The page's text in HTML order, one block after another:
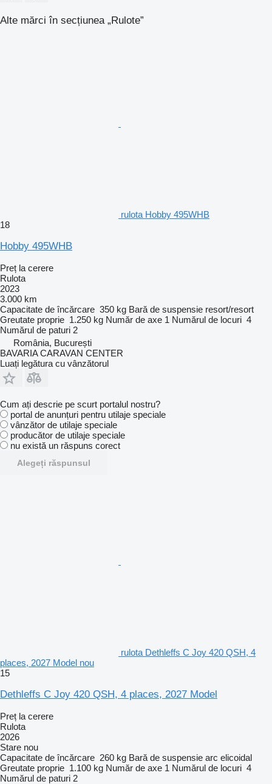
Alte mărci în secțiunea „Rulote”
rulota Hobby 495WHB
18
Hobby 495WHB
Preț la cerere
Rulota
2023
3.000 km
Capacitate de încărcare 350 kg Bară de suspensie resort/resort
Greutate proprie 1.250 kg Număr de axe 1 Numărul de locuri 4
Numărul de paturi 2
România, București
BAVARIA CARAVAN CENTER
Luați legătura cu vânzătorul
Cum ați descrie pe scurt portalul nostru?
portal de anunțuri pentru utilaje speciale
vânzător de utilaje speciale
producător de utilaje speciale
nu există un răspuns corect
Alegeți răspunsul
rulota Dethleffs C Joy 420 QSH, 4
places, 2027 Model nou
15
Dethleffs C Joy 420 QSH, 4 places, 2027 Model
Preț la cerere
Rulota
2026
Stare nou
Capacitate de încărcare 260 kg Bară de suspensie arc elicoidal
Greutate proprie 1.100 kg Număr de axe 1 Numărul de locuri 4
Numărul de paturi 2